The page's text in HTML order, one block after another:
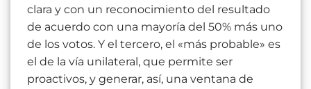
clara y con un reconocimiento del resultado
de acuerdo con una mayoría del 50% más uno
de los votos. Y el tercero, el «más probable» es
el de la vía unilateral, que permite ser
proactivos, y generar, así, una ventana de